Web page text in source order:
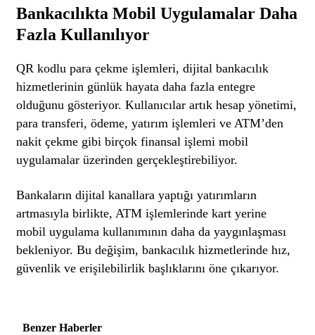
Bankacılıkta Mobil Uygulamalar Daha
Fazla Kullanılıyor
QR kodlu para çekme işlemleri, dijital bankacılık
hizmetlerinin günlük hayata daha fazla entegre
olduğunu gösteriyor. Kullanıcılar artık hesap yönetimi,
para transferi, ödeme, yatırım işlemleri ve ATM’den
nakit çekme gibi birçok finansal işlemi mobil
uygulamalar üzerinden gerçekleştirebiliyor.
Bankaların dijital kanallara yaptığı yatırımların
artmasıyla birlikte, ATM işlemlerinde kart yerine
mobil uygulama kullanımının daha da yaygınlaşması
bekleniyor. Bu değişim, bankacılık hizmetlerinde hız,
güvenlik ve erişilebilirlik başlıklarını öne çıkarıyor.
Benzer Haberler